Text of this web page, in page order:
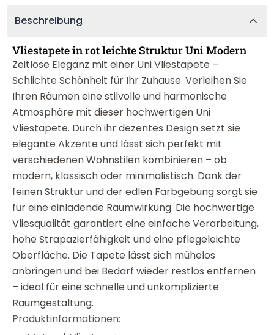
Beschreibung
Vliestapete in rot leichte Struktur Uni Modern
Zeitlose Eleganz mit einer Uni Vliestapete –
Schlichte Schönheit für Ihr Zuhause. Verleihen Sie
Ihren Räumen eine stilvolle und harmonische
Atmosphäre mit dieser hochwertigen Uni
Vliestapete. Durch ihr dezentes Design setzt sie
elegante Akzente und lässt sich perfekt mit
verschiedenen Wohnstilen kombinieren – ob
modern, klassisch oder minimalistisch. Dank der
feinen Struktur und der edlen Farbgebung sorgt sie
für eine einladende Raumwirkung. Die hochwertige
Vliesqualität garantiert eine einfache Verarbeitung,
hohe Strapazierfähigkeit und eine pflegeleichte
Oberfläche. Die Tapete lässt sich mühelos
anbringen und bei Bedarf wieder restlos entfernen
– ideal für eine schnelle und unkomplizierte
Raumgestaltung.
Produktinformationen: